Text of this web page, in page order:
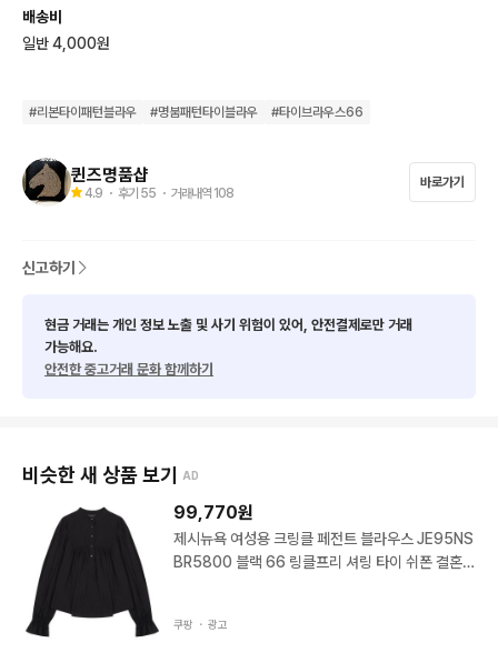
착각할정도로  매우부드럽고
편안하게 착용 가능하며 우아합니다
여러모양의  허리리본으로
오염없이 깨끗해요
잡화들, 협찬받은 옷들 판매하는
💕다른계정 닉네임: 퀸즈명품shop
동일 샵이니 구경오세요💕
배송비
일반 4,000원
#리본타이패턴블라우 #명붐패턴타이블라우 #타이브라우스66
퀸즈명품샵
4.9 ・ 후기 55 ・ 거래내역 108
바로가기
신고하기
현금 거래는 개인 정보 노출 및 사기 위험이 있어, 안전결제로만 거래
가능해요.
안전한 중고거래 문화 함께하기
비슷한 새 상품 보기 AD
99,770원
제시뉴욕 여성용 크링클 페전트 블라우스 JE95NS
BR5800 블랙 66 링클프리 셔링 타이 쉬폰 결혼식
쿠팡 ・ 광고